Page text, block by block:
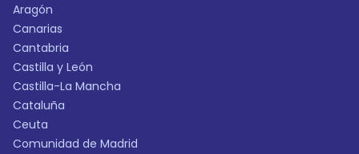
Aragón
Canarias
Cantabria
Castilla y León
Castilla-La Mancha
Cataluña
Ceuta
Comunidad de Madrid